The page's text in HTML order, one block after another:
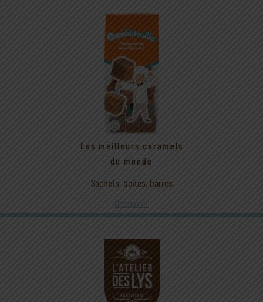
Les meilleurs caramels
du monde
Sachets, boites, barres
Découvrir